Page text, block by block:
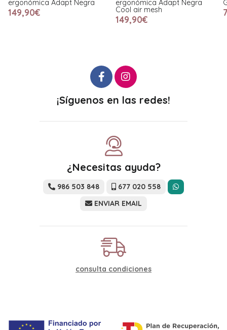
ergonómica Adapt Negra
149,90€
ergonómica Adapt Negra
Cool air mesh
149,90€
¡Síguenos en las redes!
¿Necesitas ayuda?
986 503 848
677 020 558
ENVIAR EMAIL
consulta condiciones